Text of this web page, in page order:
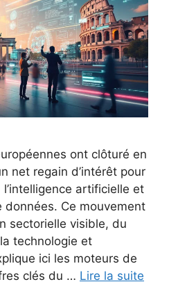
ont clôturé en
net regain d’intérêt pour
artificielle et
Ce mouvement
sectorielle visible, du
technologie et
ici les moteurs de
clés du … Lire la suite